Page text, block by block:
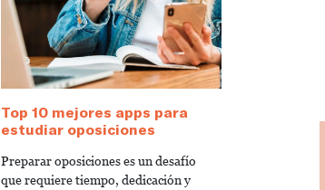
Top 10 mejores apps para
estudiar oposiciones
Preparar oposiciones es un desafío
que requiere tiempo, dedicación y